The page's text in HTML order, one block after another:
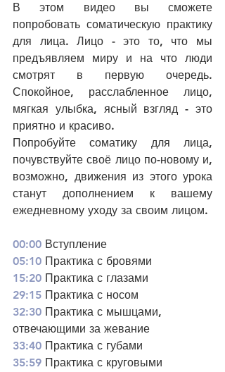
В этом видео вы сможете
попробовать соматическую практику
для лица. Лицо - это то, что мы
предъявляем миру и на что люди
смотрят в первую очередь.
Спокойное, расслабленное лицо,
мягкая улыбка, ясный взгляд - это
приятно и красиво.
Попробуйте соматику для лица,
почувствуйте своё лицо по-новому и,
возможно, движения из этого урока
станут дополнением к вашему
00:00 ​ Вступление
05:10 ​ Практика с бровями
15:20 ​ Практика с глазами
29:15 ​ Практика с носом
32:30 ​ Практика с мышцами,
отвечающими за жевание
33:40 ​ Практика с губами
35:59 ​ Практика с круговыми